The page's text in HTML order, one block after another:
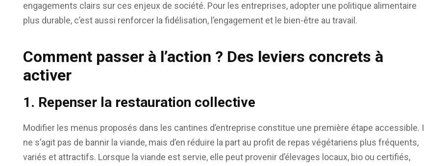
engagements clairs sur ces enjeux de société. Pour les entreprises, adopter une politique alimentaire
plus durable, c’est aussi renforcer la fidélisation, l’engagement et le bien-être au travail.
Comment passer à l’action ? Des leviers concrets à
activer
1. Repenser la restauration collective
Modifier les menus proposés dans les cantines d’entreprise constitue une première étape accessible. Il
ne s’agit pas de bannir la viande, mais d’en réduire la part au profit de repas végétariens plus fréquents,
variés et attractifs. Lorsque la viande est servie, elle peut provenir d’élevages locaux, bio ou certifiés,